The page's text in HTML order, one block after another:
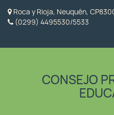
Roca y Rioja, Neuquén,
(0299) 4495530/5533
CONSEJO